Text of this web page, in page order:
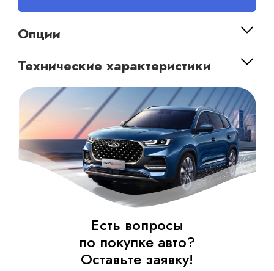
Опции
Технические характеристики
Есть вопросы
по покупке авто?
Оставьте заявку!